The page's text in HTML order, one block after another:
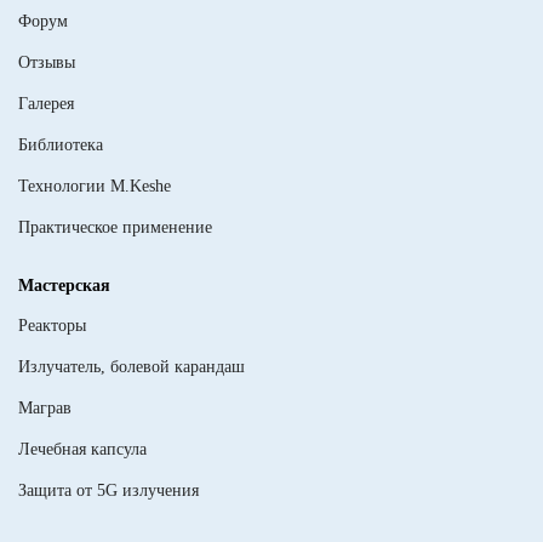
Форум
Отзывы
Галерея
Библиотека
Технологии M.Keshe
Практическое применение
Мастерская
Реакторы
Излучатель, болевой карандаш
Маграв
Лечебная капсула
Защита от 5G излучения